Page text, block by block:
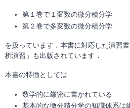
第１巻で１変数の微分積分学
第２巻で多変数の微分積分学
を扱っています．本書に対応した演習
析演習」も出版されています．
本書の特徴としては
数学的に厳密に書かれている
基本的な微分積分学の知識体系は